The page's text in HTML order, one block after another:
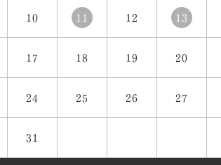
10 11 12 13
17 18 19 20
24 25 26 27
31